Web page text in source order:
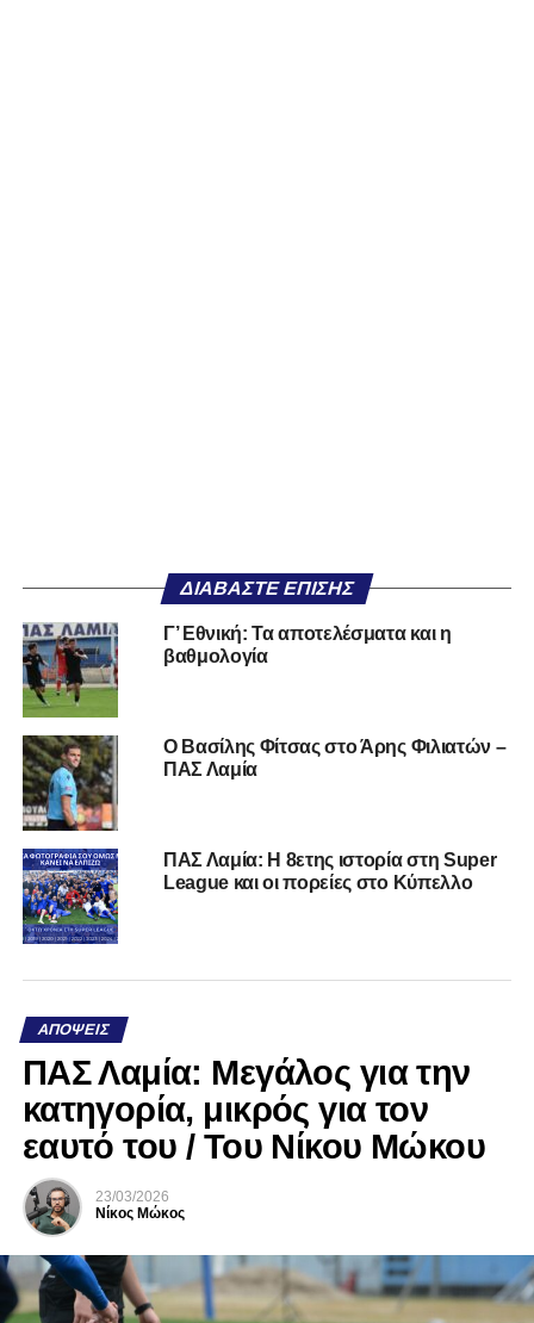
ΔΙΑΒΆΣΤΕ ΕΠΊΣΗΣ
Γ’ Εθνική: Τα αποτελέσματα και η
βαθμολογία
Ο Βασίλης Φίτσας στο Άρης Φιλιατών –
ΠΑΣ Λαμία
ΠΑΣ Λαμία: Η 8ετης ιστορία στη Super
League και οι πορείες στο Κύπελλο
ΑΠΌΨΕΙΣ
ΠΑΣ Λαμία: Μεγάλος για την
κατηγορία, μικρός για τον
εαυτό του / Του Νίκου Μώκου
23/03/2026
Νίκος Μώκος